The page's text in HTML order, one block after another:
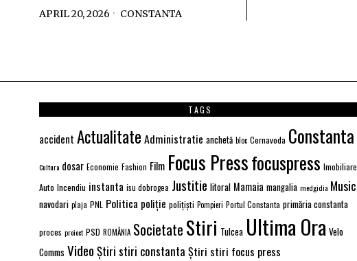
APRIL 20, 2026 CONSTANTA
TAGS
accident Actualitate Administratie anchetă bloc Cernavoda Constanta
Cultura dosar Economie Fashion Film Focus Pressfocuspress Imobiliare
Auto Incendiu instanta isu dobrogea Justitie litoral Mamaia mangalia medgidia Music
navodari plaja PNL Politica poliție polițiști Pompieri Portul Constanta primăria constanta
proces proiect PSD ROMÂNIA Societate Stiri Tulcea Ultima Ora Velo
Comms Video Știri stiri constanta Știri stiri focus press